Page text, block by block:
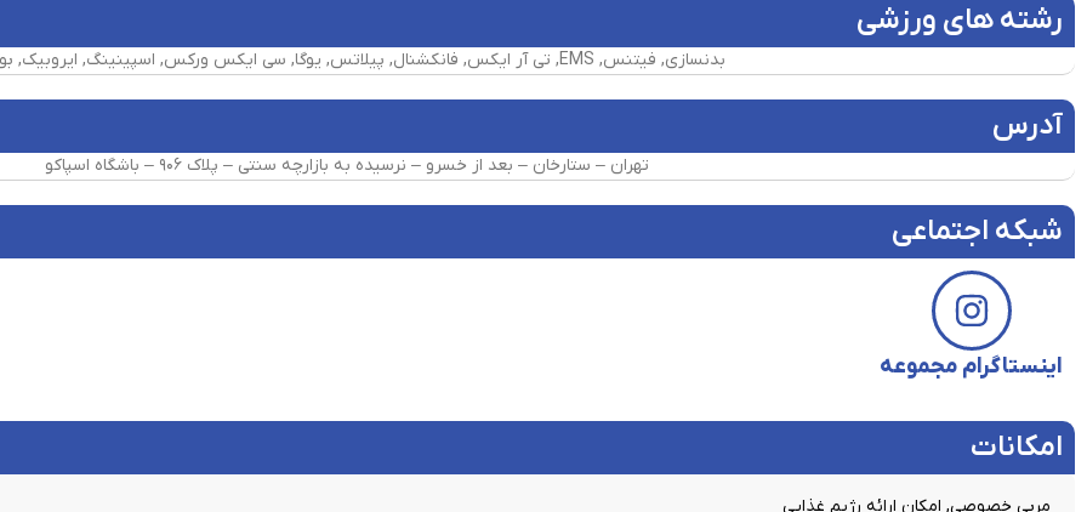
رشته های ورزشی
بدنسازی, فیتنس, EMS, تی آر ایکس, فانکشنال, پیلاتس, یوگا, سی ایکس ورکس, اسپینینگ, ایروبیک, بوکس
آدرس
تهران – ‌ستارخان – بعد از خسرو – نرسیده به بازارچه سنتی – پلاک ۹۰۶ – باشگاه اسپاکو
شبکه اجتماعی
اینستاگرام مجموعه
امکانات​
مربی خصوصی, امکان ارائه رژیم غذایی